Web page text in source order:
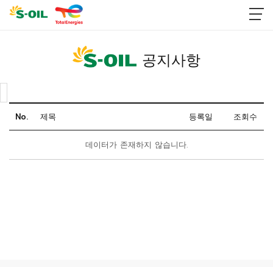
공지사항
No. 제목 등록일 조회수
데이터가 존재하지 않습니다.